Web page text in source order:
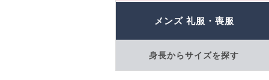
メンズ 礼服・喪服
身長からサイズを探す